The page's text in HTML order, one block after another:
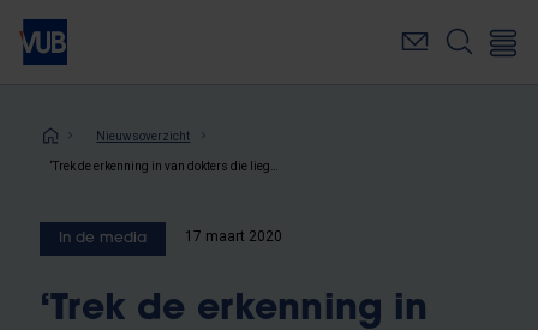
Overslaan
naar
inhoudKruimelpad
Nieuwsoverzicht
In de media 17 maart 2020
‘Trek de erkenning in